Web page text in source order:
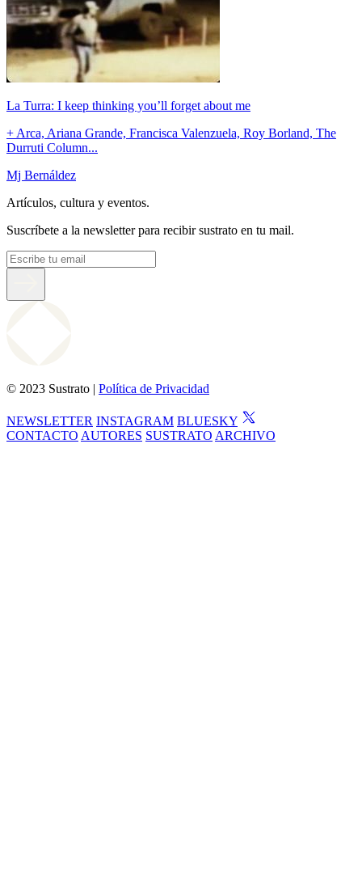
La Turra: I keep thinking you’ll forget about me
+ Arca, Ariana Grande, Francisca Valenzuela, Roy Borland, The
Durruti Column...
Mj Bernáldez
Artículos, cultura y eventos.
Suscríbete a la newsletter para recibir sustrato en tu mail.
© 2023 Sustrato | Política de Privacidad
NEWSLETTER INSTAGRAM BLUESKY
CONTACTO AUTORES SUSTRATO ARCHIVO